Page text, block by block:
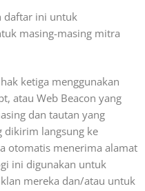
daftar ini untuk
masing-masing mitra
ketiga menggunakan
atau Web Beacon yang
dan tautan yang
dikirim langsung ke
otomatis menerima alamat
ini digunakan untuk
mereka dan/atau untuk